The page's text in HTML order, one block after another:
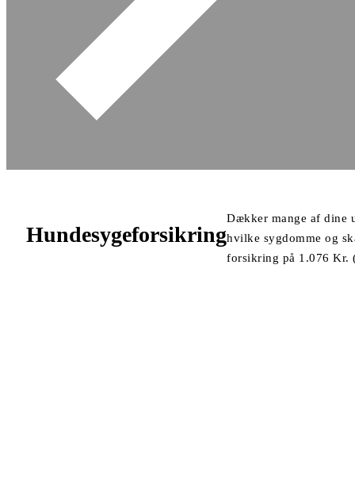
Hundesygeforsikring
Dækker mange af dine
hvilke sygdomme og
forsikring på 1.076 Kr.